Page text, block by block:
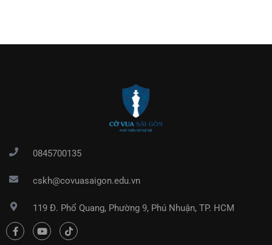
0845700135
cskh@covuasaigon.edu.vn
119 Đ. Phổ Quang, Phường 9, Phú Nhuận, TP. HCM